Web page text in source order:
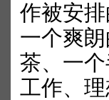
作被安
一个爽
茶、一
工作、